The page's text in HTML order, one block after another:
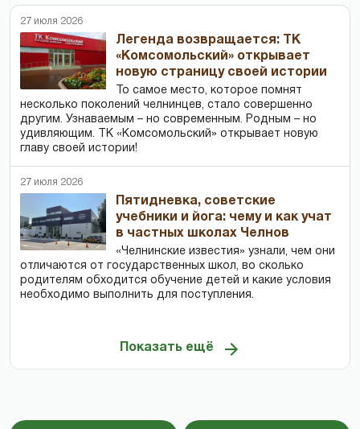
27 июля 2026
Легенда возвращается: ТК
«Комсомольский» открывает
новую страницу своей истории
То самое место, которое помнят
несколько поколений челнинцев, стало совершенно
другим. Узнаваемым – но современным. Родным – но
удивляющим. ТК «Комсомольский» открывает новую
главу своей истории!
27 июля 2026
Пятидневка, советские
учебники и йога: чему и как учат
в частных школах Челнов
«Челнинские известия» узнали, чем они
отличаются от государственных школ, во сколько
родителям обходится обучение детей и какие условия
необходимо выполнить для поступления.
Показать ещё